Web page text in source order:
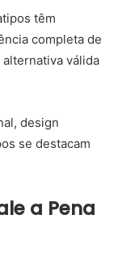
têm
completa de
válida
design
se destacam
a Pena